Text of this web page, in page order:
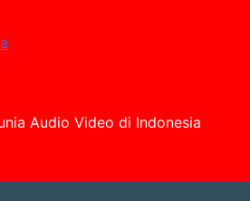
Audio Video di Indonesia